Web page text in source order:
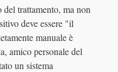
trattamento, ma non
deve essere "il
manuale è
amico personale del
un sistema